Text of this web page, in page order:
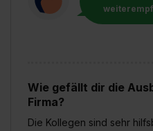
Wie gefällt dir die
Firma?
Die Kollegen sind sehr